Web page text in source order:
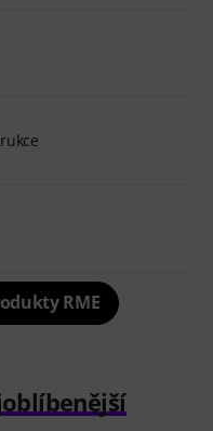
RME